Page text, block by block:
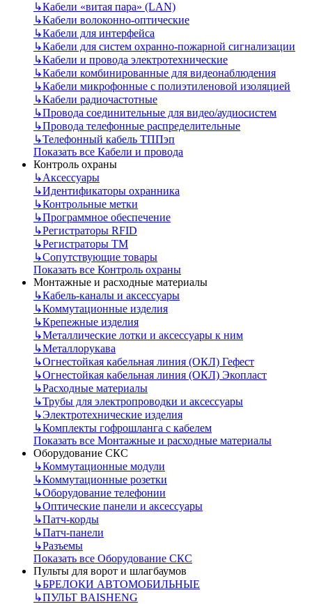
↳Кабели «витая пара» (LAN)
↳Кабели волоконно-оптические
↳Кабели для интерфейса
↳Кабели для систем охранно-пожарной сигнализации
↳Кабели и провода электротехнические
↳Кабели комбинированные для видеонаблюдения
↳Кабели микрофонные с полиэтиленовой изоляцией
↳Кабели радиочастотные
↳Провода соединительные для видео/аудиосистем
↳Провода телефонные распределительные
↳Телефонный кабель ТППэп
Показать все Кабели и провода
Контроль охраны
↳Аксессуары
↳Идентификаторы охранника
↳Контрольные метки
↳Программное обеспечение
↳Регистраторы RFID
↳Регистраторы ТМ
↳Сопутствующие товары
Показать все Контроль охраны
Монтажные и расходные материалы
↳Кабель-каналы и аксессуары
↳Коммутационные изделия
↳Крепежные изделия
↳Металлические лотки и аксессуары к ним
↳Металлорукава
↳Огнестойкая кабельная линия (ОКЛ) Гефест
↳Огнестойкая кабельная линия (ОКЛ) Экопласт
↳Расходные материалы
↳Трубы для электропроводки и аксессуары
↳Электротехнические изделия
↳Комплекты гофрошланга с кабелем
Показать все Монтажные и расходные материалы
Оборудование СКС
↳Коммутационные модули
↳Коммутационные розетки
↳Оборудование телефонии
↳Оптические панели и аксессуары
↳Патч-корды
↳Патч-панели
↳Разъемы
Показать все Оборудование СКС
Пульты для ворот и шлагбаумов
↳БРЕЛОКИ АВТОМОБИЛЬНЫЕ
↳ПУЛЬТ BAISHENG